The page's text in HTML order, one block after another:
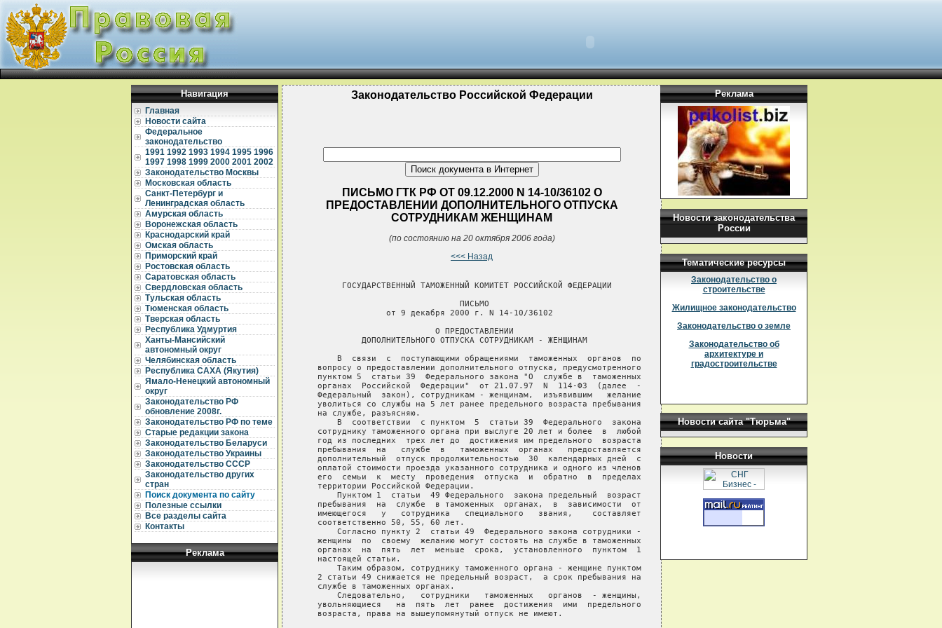
Навигация
Главная
Новости сайта
Федеральное
законодательство
1991 1992 1993 1994 1995 1996
1997 1998 1999 2000 2001 2002
Законодательство Москвы
Московская область
Санкт-Петербург и
Ленинградская область
Амурская область
Воронежская область
Краснодарский край
Омская область
Приморский край
Ростовская область
Саратовская область
Свердловская область
Тульская область
Тюменская область
Тверская область
Республика Удмуртия
Ханты-Мансийский
автономный округ
Челябинская область
Республика САХА (Якутия)
Ямало-Ненецкий автономный
округ
Законодательство РФ
обновление 2008г.
Законодательство РФ по теме
Старые редакции закона
Законодательство Беларуси
Законодательство Украины
Законодательство СССР
Законодательство других
стран
Поиск документа по сайту
Полезные ссылки
Все разделы сайта
Контакты
Реклама
Законодательство Российской Федерации
ПИСЬМО ГТК РФ ОТ 09.12.2000 N 14-10/36102 О
ПРЕДОСТАВЛЕНИИ ДОПОЛНИТЕЛЬНОГО ОТПУСКА
СОТРУДНИКАМ ЖЕНЩИНАМ
(по состоянию на 20 октября 2006 года)
<<< Назад
        ГОСУДАРСТВЕННЫЙ ТАМОЖЕННЫЙ КОМИТЕТ РОССИЙСКОЙ ФЕДЕРАЦИИ
                                ПИСЬМО
                 от 9 декабря 2000 г. N 14-10/36102
                           О ПРЕДОСТАВЛЕНИИ
            ДОПОЛНИТЕЛЬНОГО ОТПУСКА СОТРУДНИКАМ - ЖЕНЩИНАМ
       В  связи  с  поступающими обращениями  таможенных  органов  по
   вопросу о предоставлении дополнительного отпуска, предусмотренного
   пунктом 5  статьи 39  Федерального закона "О  службе в  таможенных
   органах  Российской  Федерации"  от 21.07.97  N  114-ФЗ  (далее  -
   Федеральный  закон), сотрудникам - женщинам,  изъявившим   желание
   уволиться со службы на 5 лет ранее предельного возраста пребывания
   на службе, разъясняю.
       В  соответствии  с пунктом  5  статьи 39  Федерального  закона
   сотруднику таможенного органа при выслуге 20 лет и более  в  любой
   год из последних  трех лет до  достижения им предельного  возраста
   пребывания  на   службе  в   таможенных  органах   предоставляется
   дополнительный  отпуск продолжительностью  30  календарных дней  с
   оплатой стоимости проезда указанного сотрудника и одного из членов
   его  семьи  к  месту  проведения  отпуска  и  обратно  в  пределах
   территории Российской Федерации.
       Пунктом 1  статьи  49 Федерального  закона предельный  возраст
   пребывания  на  службе  в таможенных  органах,  в  зависимости  от
   имеющегося   у   сотрудника   специального   звания,    составляет
   соответственно 50, 55, 60 лет.
       Согласно пункту 2  статьи 49  Федерального закона сотрудники -
   женщины  по  своему  желанию могут состоять на службе в таможенных
   органах  на  пять  лет  меньше  срока,  установленного  пунктом  1
   настоящей статьи.
       Таким образом, сотруднику таможенного органа - женщине пунктом
   2 статьи 49 снижается не предельный возраст,  а срок пребывания на
   службе в таможенных органах.
       Следовательно,   сотрудники   таможенных   органов  - женщины,
   увольняющиеся   на  пять  лет  ранее  достижения  ими  предельного
   возраста, права на вышеупомянутый отпуск не имеют.
Реклама
Новости законодательства
России
Тематические ресурсы
Законодательство о
строительстве
Жилищное законодательство
Законодательство о земле
Законодательство об
архитектуре и
градостроительстве
Новости сайта "Тюрьма"
Новости